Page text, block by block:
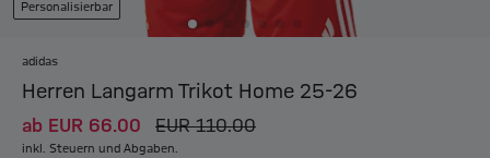
Personalisierbar
adidas
Herren Langarm Trikot Home 25-26
ab EUR 66.00 EUR 110.00
inkl. Steuern und Abgaben.